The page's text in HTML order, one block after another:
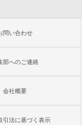
問い合わせ
部へのご連絡
会社概要
引法に基づく表示